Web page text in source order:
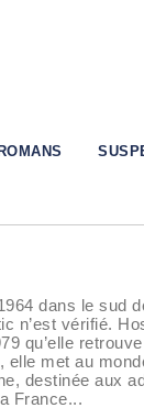
dans le sud
n’est vérifié.
qu’elle
elle met au
destinée aux
France...